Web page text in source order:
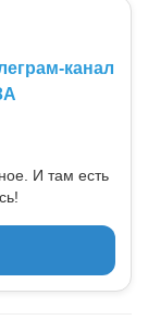
канал
И там есть